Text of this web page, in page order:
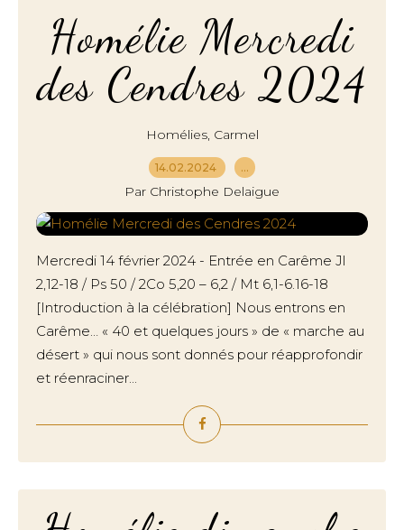
Homélie Mercredi
des Cendres 2024
Homélies, Carmel
14.02.2024 …
Par Christophe Delaigue
Mercredi 14 février 2024 - Entrée en Carême Jl
2,12-18 / Ps 50 / 2Co 5,20 – 6,2 / Mt 6,1-6.16-18
[Introduction à la célébration] Nous entrons en
Carême… « 40 et quelques jours » de « marche au
désert » qui nous sont donnés pour réapprofondir
et réenraciner...